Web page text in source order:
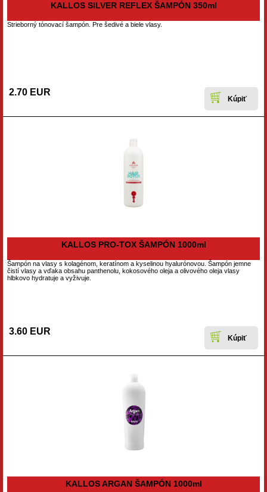
KALLOS SILVER REFLEX ŠAMPÓN 350ml
Strieborný tónovací šampón. Pre šedivé a biele vlasy.
2.70 EUR
KALLOS PRO-TOX ŠAMPÓN 1000ml
Šampón na vlasy s kolagénom, keratínom a kyselinou hyalurónovou. Šampón jemne
čistí vlasy a vďaka obsahu panthenolu, kokosového oleja a olivového oleja vlasy
hlbkovo hydratuje a vyživuje.
3.60 EUR
KALLOS ARGAN ŠAMPÓN 1000ml